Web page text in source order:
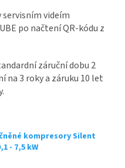
servisním videím
po načtení QR-kódu z
záruční dobu 2
na 3 roky a záruku 10 let
kompresory Silent
- 7,5 kW